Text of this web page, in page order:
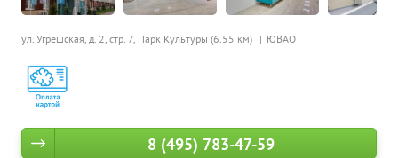
ул. Угрешская, д. 2, стр. 7, Парк Культуры (6.55 км) ЮВАО
8 (495) 783-47-59